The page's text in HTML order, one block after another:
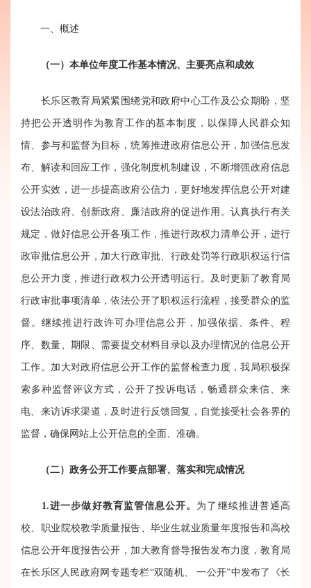
一、概述
（一）本单位年度工作基本情况、主要亮点和成效
长乐区教育局紧紧围绕党和政府中心工作及公众期盼，坚
持把公开透明作为教育工作的基本制度，以保障人民群众知
情、参与和监督为目标，统筹推进政府信息公开，加强信息发
布、解读和回应工作，强化制度机制建设，不断增强政府信息
公开实效，进一步提高政府公信力，更好地发挥信息公开对建
设法治政府、创新政府、廉洁政府的促进作用。认真执行有关
规定，做好信息公开各项工作，推进行政权力清单公开，进行
政审批信息公开，加大行政审批、行政处罚等行政职权运行信
息公开力度，推进行政权力公开透明运行。及时更新了教育局
行政审批事项清单，依法公开了职权运行流程，接受群众的监
督。继续推进行政许可办理信息公开，加强依据、条件、程
序、数量、期限、需要提交材料目录以及办理情况的信息公开
工作。加大对政府信息公开工作的监督检查力度，我局积极探
索多种监督评议方式，公开了投诉电话，畅通群众来信、来
电、来访诉求渠道，及时进行反馈回复，自觉接受社会各界的
监督，确保网站上公开信息的全面、准确。
（二）政务公开工作要点部署、落实和完成情况
1.进一步做好教育监管信息公开。 为了继续推进普通高
校、职业院校教学质量报告、毕业生就业质量年度报告和高校
信息公开年度报告公开，加大教育督导报告发布力度，教育局
在长乐区人民政府网专题专栏“双随机、 一公开”中发布了《长